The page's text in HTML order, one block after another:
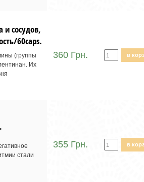
сосудов,
60caps.
(группы
Их
360 Грн. в
стали
355 Грн. в